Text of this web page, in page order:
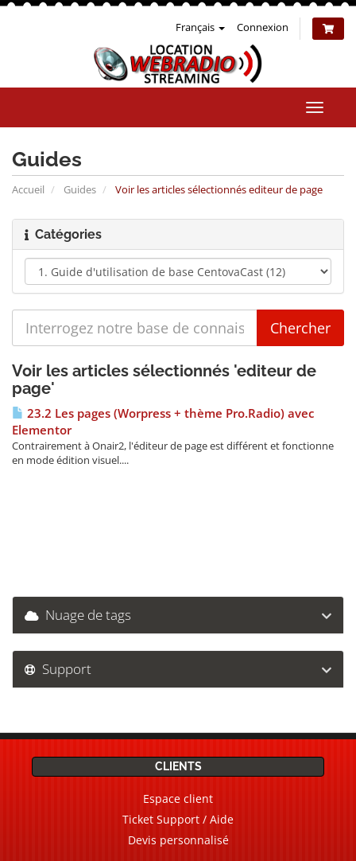
Français Connexion
la
Guides
Accueil Guides Voir les articles sélectionnés editeur de page
Catégories
Voir les articles sélectionnés 'editeur de
page'
23.2 Les pages (Worpress + thème Pro.Radio) avec
Elementor
Contrairement à Onair2, l'éditeur de page est différent et fonctionne
en mode édition visuel....
Nuage de tags
Support
CLIENTS
Espace client
Ticket Support / Aide
Devis personnalisé